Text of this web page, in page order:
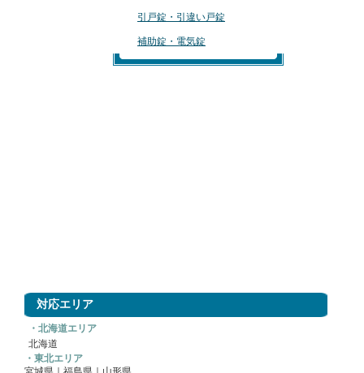
引戸錠・引違い戸錠
補助錠・電気錠
対応エリア
・北海道エリア
北海道
・東北エリア